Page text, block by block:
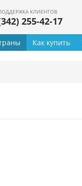
КЛИЕНТОВ
255-42-17
Как купить